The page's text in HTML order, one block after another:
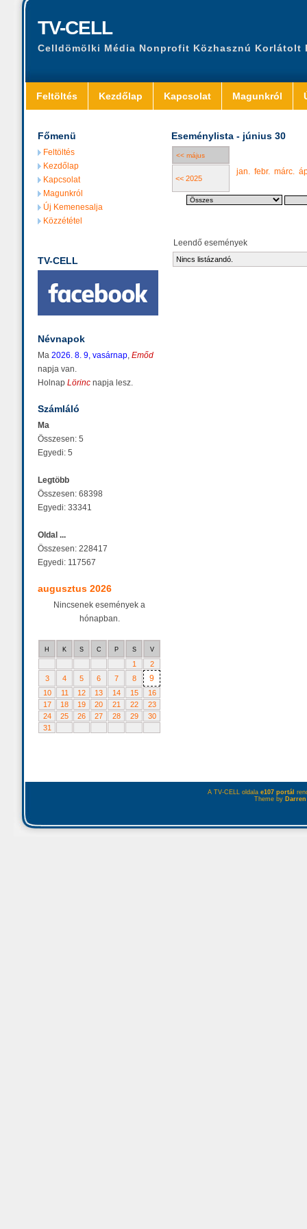
TV-CELL
Celldömölki Média Nonprofit Közhasznú Korlátolt
Feltöltés Kezdőlap Kapcsolat Magunkról
Főmenü
Feltöltés
Kezdőlap
Kapcsolat
Magunkról
Új Kemenesalja
Közzététel
TV-CELL
Névnapok
Ma 2026. 8. 9, vasárnap, Emőd
napja van.
Holnap Lörinc napja lesz.
Számláló
Ma
Összesen: 5
Egyedi: 5
Legtöbb
Összesen: 68398
Egyedi: 33341
Oldal ...
Összesen: 228417
Egyedi: 117567
augusztus 2026
Nincsenek események a
hónapban.
H K S C P S V
1
2
3
4 5 6 7 8 9
10 11 12 13 14 15
16
17
18 19 20 21 22
23
24
25 26 27 28 29
30
31
Eseménylista - június 30
<< május
<< 2025
jan. febr. márc.
Leendő események
Nincs listázandó.
A TV-CELL oldala e107 portál
Theme by